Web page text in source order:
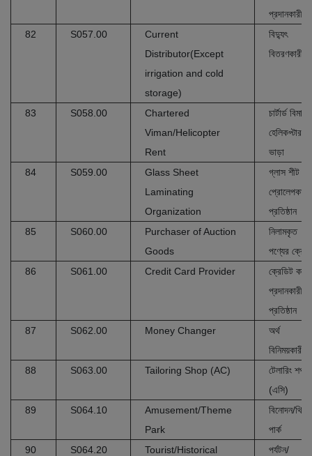
প্রদানকারী
82
S057.00
Current
Distributor(Except
irrigation and cold
storage)
বিদ্যুৎ
বিতরণকারী
83 S058.00
Chartered
Viman/Helicopter
Rent
চার্টার্ড বিমান/
হেলিকপ্টার
ভাড়া
84
S059.00
Glass Sheet
Laminating
Organization
গ্লাস শীট
প্রোলেপকারী
প্রতিষ্ঠান
85
S060.00
Purchaser of Auction
Goods
নিলামকৃত
পণ্যের ক্রেতা
86
S061.00 Credit Card Provider
ক্রেডিট কার্ড
প্রদানকারী
প্রতিষ্ঠান
87
S062.00 Money Changer
অর্থ
বিনিময়কারী
88
S063.00 Tailoring Shop (AC)
টেলারিং শপ
(এসি)
89
S064.10
Amusement/Theme
Park
বিনোদন/থিম
পার্ক
90
S064.20
Tourist/Historical
পর্যটন/